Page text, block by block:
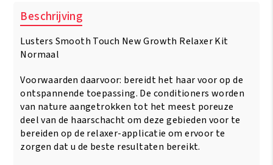
Kit
Regular
aantal
Beschrijving
Lusters Smooth Touch New Growth Relaxer Kit
Normaal
Voorwaarden daarvoor: bereidt het haar voor op de
ontspannende toepassing. De conditioners worden
van nature aangetrokken tot het meest poreuze
deel van de haarschacht om deze gebieden voor te
bereiden op de relaxer-applicatie om ervoor te
zorgen dat u de beste resultaten bereikt.